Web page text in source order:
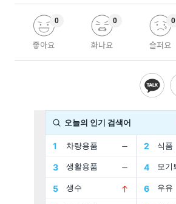
좋아요
0
화나요
0
슬퍼요
0